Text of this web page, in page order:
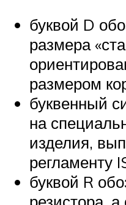
буквой D
размера
размером
буквенный
на
изделия,
регламенту
буквой R